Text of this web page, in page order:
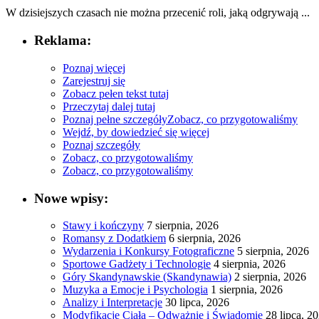
W dzisiejszych czasach nie można przecenić ‌roli, jaką odgrywają ...
Reklama:
Poznaj więcej
Zarejestruj się
Zobacz pełen tekst tutaj
Przeczytaj dalej tutaj
Poznaj pełne szczegółyZobacz, co przygotowaliśmy
Wejdź, by dowiedzieć się więcej
Poznaj szczegóły
Zobacz, co przygotowaliśmy
Zobacz, co przygotowaliśmy
Nowe wpisy:
Stawy i kończyny 7 sierpnia, 2026
Romansy z Dodatkiem 6 sierpnia, 2026
Wydarzenia i Konkursy Fotograficzne 5 sierpnia, 2026
Sportowe Gadżety i Technologie 4 sierpnia, 2026
Góry Skandynawskie (Skandynawia) 2 sierpnia, 2026
Muzyka a Emocje i Psychologia 1 sierpnia, 2026
Analizy i Interpretacje 30 lipca, 2026
Modyfikacje Ciała – Odważnie i Świadomie 28 lipca,